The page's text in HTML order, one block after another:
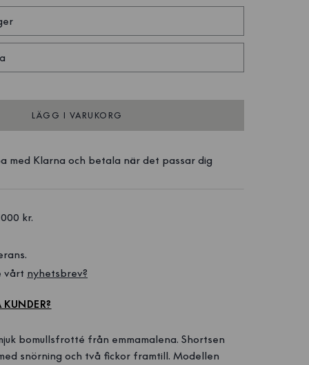
LÄGG I VARUKORG
med Klarna och betala när det passar dig
kr.
vårt nyhetsbrev?
KUNDER?
bomullsfrotté från emmamalena. Shortsen
snörning och två fickor framtill. Modellen